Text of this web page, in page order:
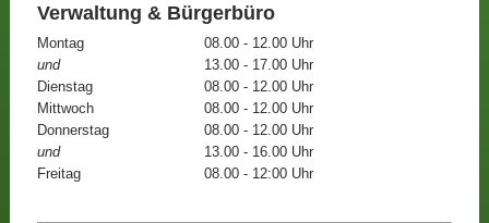
Verwaltung & Bürgerbüro
Montag
08.00 - 12.00 Uhr
und
13.00 - 17.00 Uhr
Dienstag
08.00 - 12.00 Uhr
Mittwoch
08.00 - 12.00 Uhr
Donnerstag
08.00 - 12.00 Uhr
und
13.00 - 16.00 Uhr
Freitag
08.00 - 12:00 Uhr